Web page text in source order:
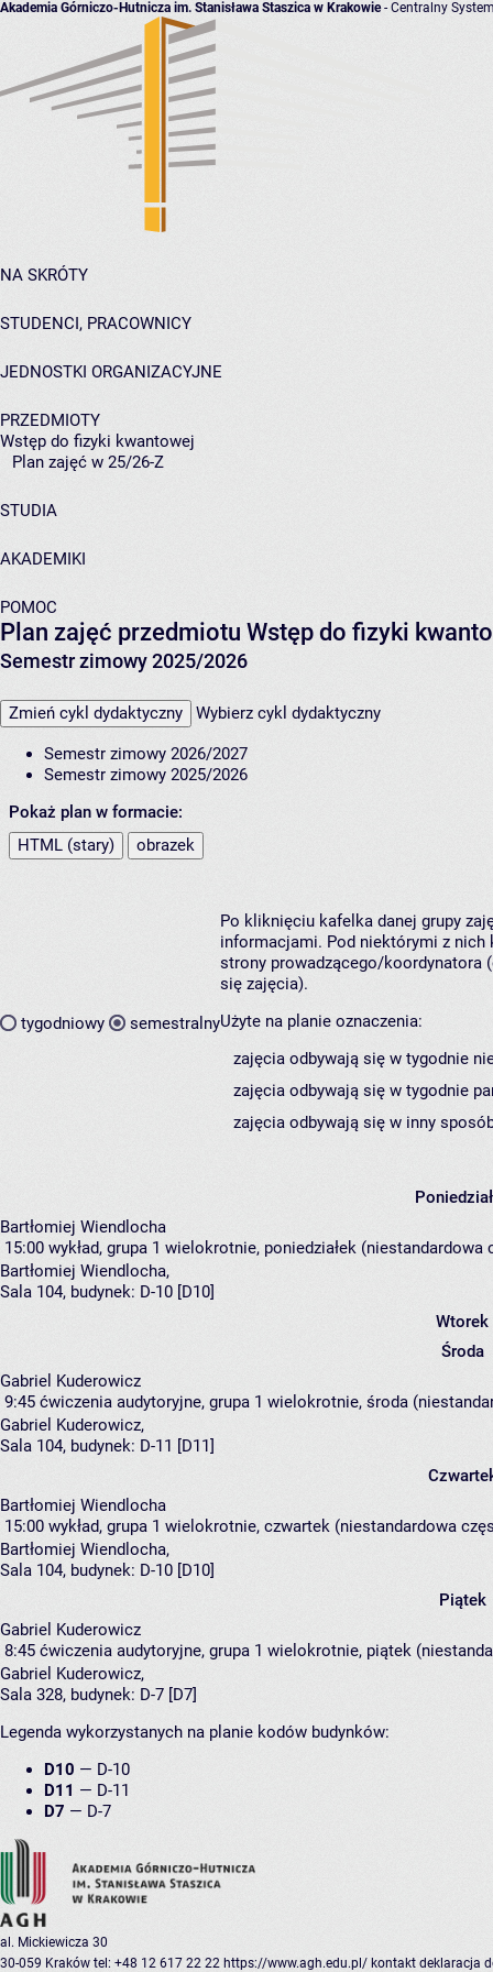
Akademia Górniczo-Hutnicza im. Stanisława Staszica w Krakowie- Centralny
NA SKRÓTY
STUDENCI, PRACOWNICY
JEDNOSTKI ORGANIZACYJNE
PRZEDMIOTY
Wstęp do fizyki kwantowej
Plan zajęć w 25/26-Z
STUDIA
AKADEMIKI
POMOC
Plan zajęć przedmiotu Wstęp do fizyki
Semestr zimowy 2025/2026
Zmień cykl dydaktyczny Wybierz cykl dydaktyczny
Semestr zimowy 2026/2027
Semestr zimowy 2025/2026
Pokaż plan w formacie:
HTML (stary)
obrazek
tygodniowy semestralny
Po kliknięciu kafelka danej grupy
informacjami. Pod niektórymi z nich
strony prowadzącego/koordynatora
się zajęcia).
Użyte na planie oznaczenia:
zajęcia odbywają się w tygodnie
zajęcia odbywają się w tygodnie
zajęcia odbywają się w inny
Bartłomiej Wiendlocha
15:00 wykład, grupa 1 wielokrotnie, poniedziałek (niestandardowa
Bartłomiej Wiendlocha,
Sala 104, budynek: D-10 [D10]
Wtorek
Środa
Gabriel Kuderowicz
9:45 ćwiczenia audytoryjne, grupa 1 wielokrotnie, środa
Gabriel Kuderowicz,
Sala 104, budynek: D-11 [D11]
Bartłomiej Wiendlocha
15:00 wykład, grupa 1 wielokrotnie, czwartek (niestandardowa
Bartłomiej Wiendlocha,
Sala 104, budynek: D-10 [D10]
Piątek
Gabriel Kuderowicz
8:45 ćwiczenia audytoryjne, grupa 1 wielokrotnie, piątek
Gabriel Kuderowicz,
Sala 328, budynek: D-7 [D7]
Legenda wykorzystanych na planie kodów budynków:
D10 — D-10
D11 — D-11
D7 — D-7
al. Mickiewicza 30
30-059 Kraków tel: +48 12 617 22 22 https://www.agh.edu.pl/ kontakt deklaracja